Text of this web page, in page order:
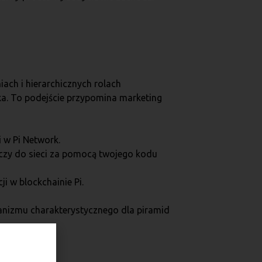
i hierarchicznych rolach
To podejście przypomina marketing
Pi Network.
do sieci za pomocą twojego kodu
w blockchainie Pi.
charakterystycznego dla piramid